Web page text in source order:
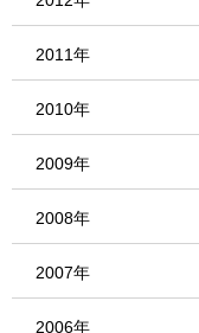
2011年
2010年
2009年
2008年
2007年
2006年